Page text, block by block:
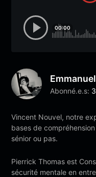
00:00
Abonné.e.s:
Vincent Nouvel, notre
bases de
sénior ou pas.
Pierrick Thomas est
sécurité mentale en